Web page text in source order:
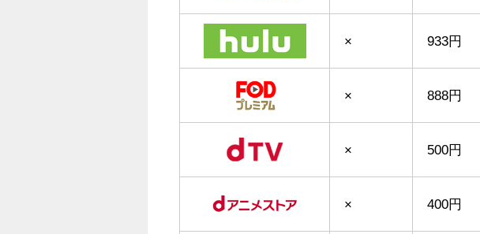
× 933円
× 888円
× 500円
× 400円